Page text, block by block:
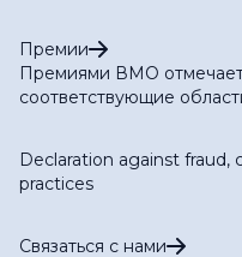
Премии
Премиями ВМО
соответствующие
Declaration against
practices
Связаться с нами